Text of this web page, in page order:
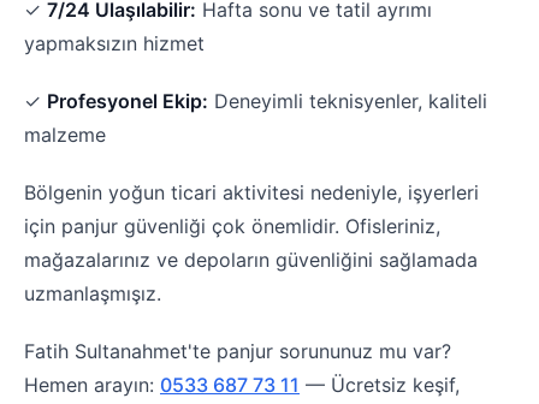
✓ 7/24 Ulaşılabilir: Hafta sonu ve tatil ayrımı
yapmaksızın hizmet
✓ Profesyonel Ekip: Deneyimli teknisyenler, kaliteli
malzeme
Bölgenin yoğun ticari aktivitesi nedeniyle, işyerleri
için panjur güvenliği çok önemlidir. Ofisleriniz,
mağazalarınız ve depoların güvenliğini sağlamada
uzmanlaşmışız.
Fatih Sultanahmet'te panjur sorununuz mu var?
Hemen arayın: 0533 687 73 11 — Ücretsiz keşif,